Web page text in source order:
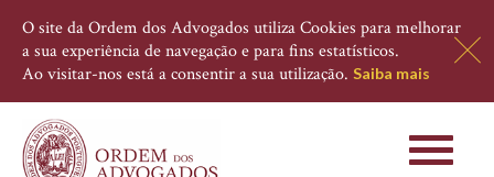
O site da Ordem dos Advogados utiliza Cookies para melhorar
a sua experiência de navegação e para fins estatísticos.
Ao visitar-nos está a consentir a sua utilização. Saiba mais
Toggle